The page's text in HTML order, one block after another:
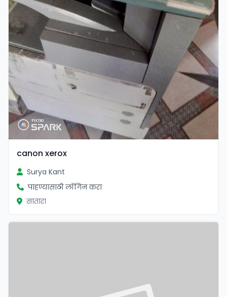
canon xerox
Surya Kant
पाहण्यासाठी लॉगिन करा
सातारा